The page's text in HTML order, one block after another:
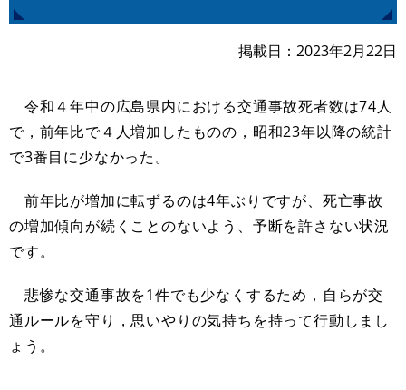
掲載日 2023年2月22日
令和４年中の広島県内における交通事故死者数は74人
で，前年比で４人増加したものの，昭和23年以降の統計
で3番目に少なかった。
前年比が増加に転ずるのは4年ぶりですが、死亡事故
の増加傾向が続くことのないよう、予断を許さない状況
です。
悲惨な交通事故を1件でも少なくするため，自らが交
通ルールを守り，思いやりの気持ちを持って行動しまし
ょう。